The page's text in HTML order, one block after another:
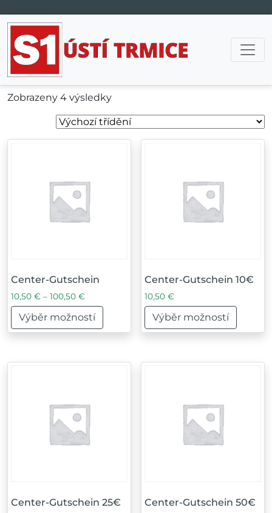
Hlavní navigace
Zobrazeny 4 výsledky
Center-Gutschein
10,50 € – 100,50 €Rozpětí cen: 10,50 € až 100,50 €
Výběr možností
Tento produkt má více variant. Možnosti lze vybrat
Center-Gutschein 10€
10,50€
Výběr možností
Tento produkt má více
Center-Gutschein 25€ Center-Gutschein 50€